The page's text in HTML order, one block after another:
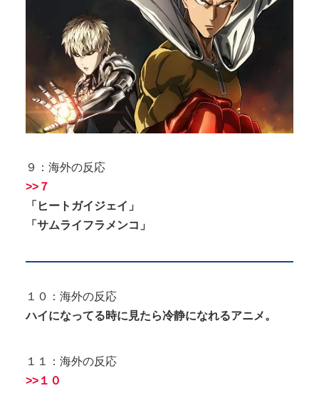
９：海外の反応
>>７
「ヒートガイジェイ」
「サムライフラメンコ」
１０：海外の反応
ハイになってる時に見たら冷静になれるアニメ。
１１：海外の反応
>>１０